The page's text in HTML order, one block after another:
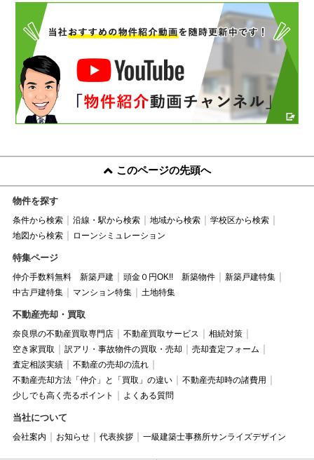
このページの先頭へ
物件を探す
条件から検索 沿線・駅から検索 地域から検索
学校区から検索
地図から検索
ローンシミュレーション
特集ページ
仲介手数料無料 新築戸建 頭金０円OK!! 新築物件
新築戸建特集
中古戸建特集
マンション特集 土地特集
不動産売却・買取
奈良県の不動産買取専門店 不動産買取サービス
相続対策
空き家買取
訳アリ・事故物件の買取・売却
売却査定フォーム
査定相談実績
不動産の売却の流れ
不動産売却方法「仲介」と「買取」の違い
不動産売却時の諸費用
少しでも高く売るポイント
よくある質問
当社について
会社案内 お知らせ 代表挨拶 一級建築士事務所サンライズデザイン